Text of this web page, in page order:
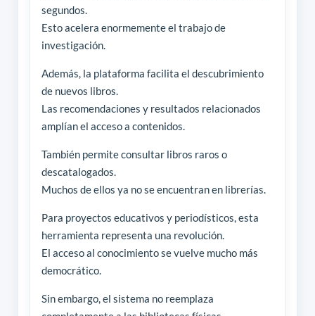
segundos.
Esto acelera enormemente el trabajo de
investigación.
Además, la plataforma facilita el descubrimiento
de nuevos libros.
Las recomendaciones y resultados relacionados
amplían el acceso a contenidos.
También permite consultar libros raros o
descatalogados.
Muchos de ellos ya no se encuentran en librerías.
Para proyectos educativos y periodísticos, esta
herramienta representa una revolución.
El acceso al conocimiento se vuelve mucho más
democrático.
Sin embargo, el sistema no reemplaza